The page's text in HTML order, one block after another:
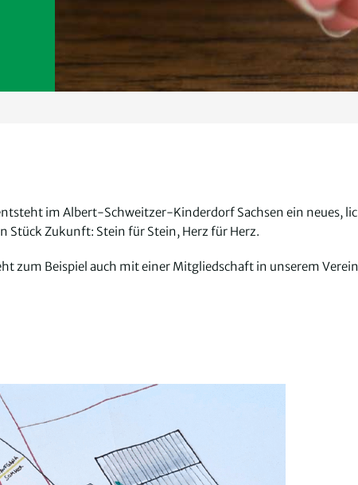
im Albert-Schweitzer-Kinderdorf Sachsen ein neues,
Stück Zukunft: Stein für Stein, Herz für Herz.
zum Beispiel auch mit einer Mitgliedschaft in unserem